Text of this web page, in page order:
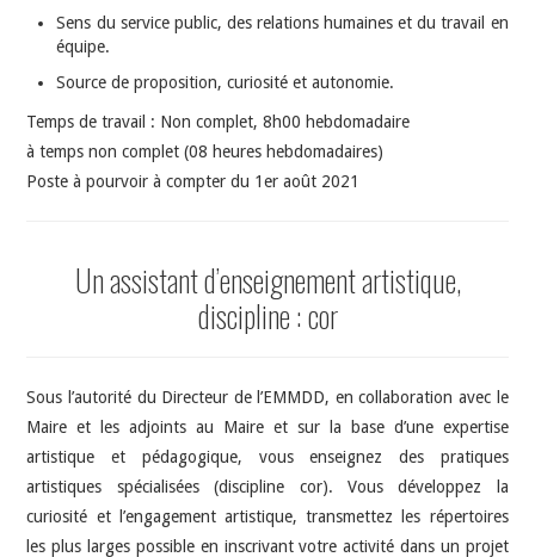
Sens du service public, des relations humaines et du travail en
équipe.
Source de proposition, curiosité et autonomie.
Temps de travail : Non complet, 8h00 hebdomadaire
à temps non complet (08 heures hebdomadaires)
Poste à pourvoir à compter du 1er août 2021
Un assistant d’enseignement artistique,
discipline : cor
Sous l’autorité du Directeur de l’EMMDD, en collaboration avec le
Maire et les adjoints au Maire et sur la base d’une expertise
artistique et pédagogique, vous enseignez des pratiques
artistiques spécialisées (discipline cor). Vous développez la
curiosité et l’engagement artistique, transmettez les répertoires
les plus larges possible en inscrivant votre activité dans un projet